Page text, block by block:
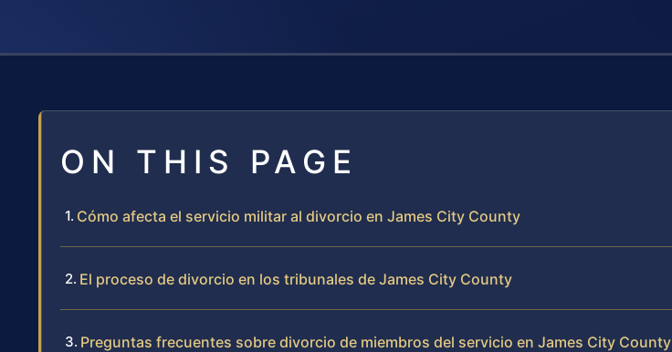
ON THIS PAGE
Cómo afecta el servicio militar al divorcio en James City County
El proceso de divorcio en los tribunales de James City County
Preguntas frecuentes sobre divorcio de miembros del servicio en James City County